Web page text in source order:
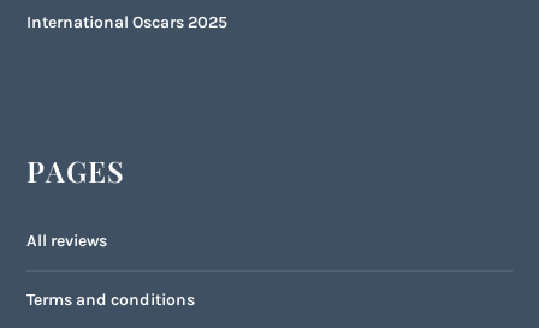
International Oscars 2025
PAGES
All reviews
Terms and conditions